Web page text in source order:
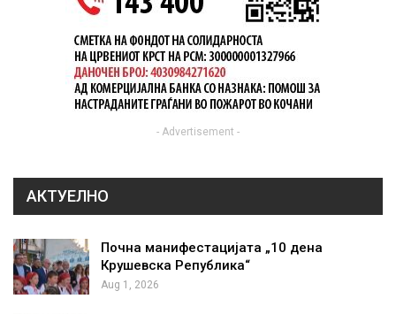
- Advertisement -
АКТУЕЛНО
Почна манифестацијата „10 дена
Крушевска Република“
Aug 1, 2026